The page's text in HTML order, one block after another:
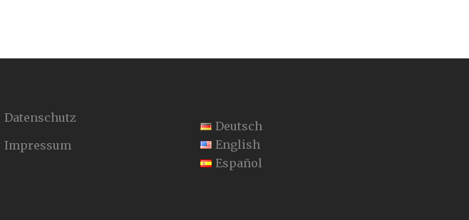
Datenschutz
Impressum
Deutsch
English
Español